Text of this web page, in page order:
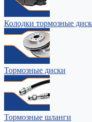
Колодки тормозные
Тормозные диски
Тормозные шланги